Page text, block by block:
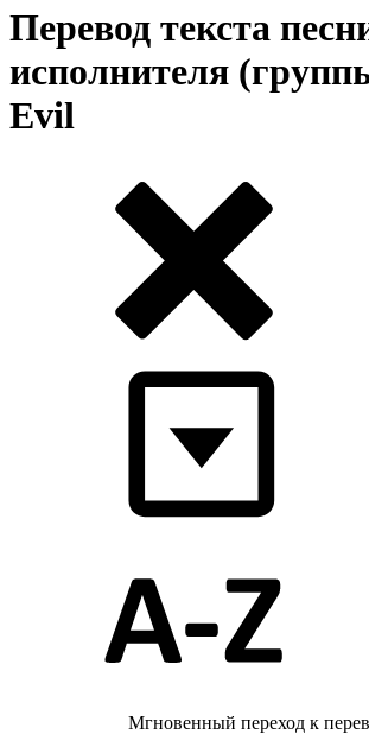
Перевод текста
исполнителя
Evil
Мгновенный переход к